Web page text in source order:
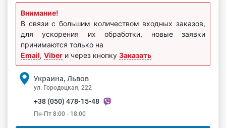
Внимание!
В связи с большим количеством входных заказов,
для ускорения их обработки, новые заявки
принимаются только на
Email, Viber и через кнопку Заказать
Украина, Львов
ул. Городоцкая, 222
+38 (050) 478-15-48
Пн-Пт 8:00 - 18:00